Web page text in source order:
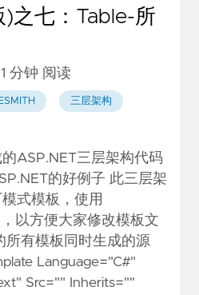
之七：Table-所
1 分钟 阅读
三层架构
ASP.NET三层架构代码
的好例子 此三层架
式模板，使用
以方便大家修改模板文
所有模板同时生成的源
Language="C#"
Src="" Inherits=""